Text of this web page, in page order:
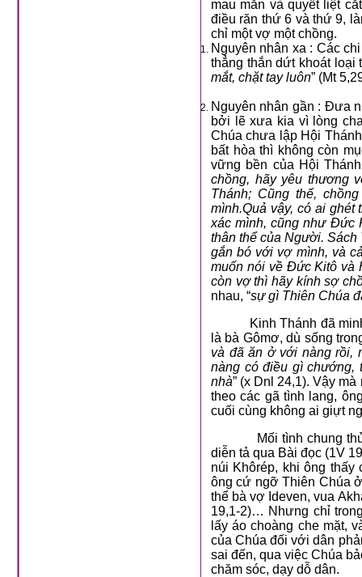
mau mắn và quyết liệt
điều răn thứ 6 và thứ 9,
chỉ một vợ một chồng.
Nguyên nhân xa : Các
thẳng thắn dứt khoát loại
mắt, chặt tay luôn” (Mt
Nguyên nhân gần : Đưa
bởi lẽ xưa kia vì lòng
Chúa chưa lập Hội
bất hòa thì không còn
vững bền của Hội
chồng, hãy yêu thương
Thánh; Cũng thế,
mình.Quả vậy, có ai
xác mình, cũng như Đức
thân thể của Người.
gắn bó với vợ mình, và
muốn nói về Đức Kitô và
còn vợ thì hãy kính sợ
nhau, “sự gì Thiên Chúa
Kinh Thánh đã
là bà Gômơ, dù sống
và đã ăn ở với nàng rồi,
nàng có điều gì chướng,
nhà” (x Dnl 24,1). Vậy
theo các gã tình lang,
cuối cùng không ai giựt
Mối tình chung
diễn tả qua Bài đọc (1V
núi Khôrép, khi ông thấy
ông cứ ngỡ Thiên Chúa
thể bà vợ Ideven, vua
19,1-2)… Nhưng chỉ
lấy áo choàng che mặt,
của Chúa đối với dân
sai đến, qua việc Chúa
chăm sóc, dạy dỗ dân.